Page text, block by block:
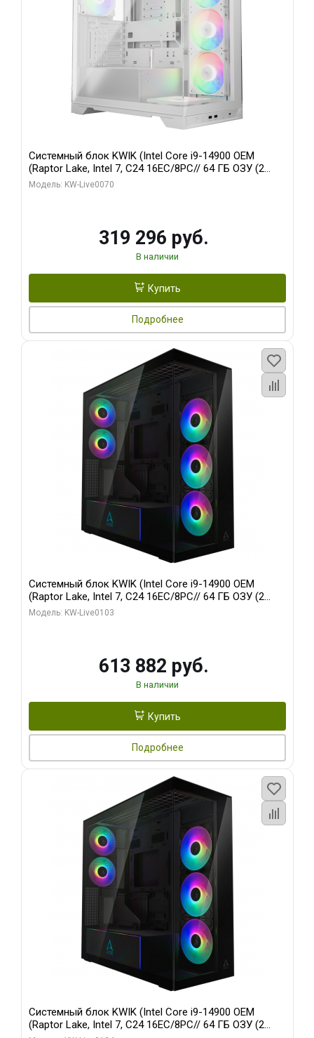
Системный блок KWIK (Intel Core i9-14900 OEM
(Raptor Lake, Intel 7, C24 16EC/8PC// 64 ГБ ОЗУ (2
модуля)/ Gigabyte RTX5080 XTREME WATERFORCE
Модель: KW-Live0070
319 296 руб.
В наличии
Купить
Подробнее
Системный блок KWIK (Intel Core i9-14900 OEM
(Raptor Lake, Intel 7, C24 16EC/8PC// 64 ГБ ОЗУ (2
модуля)/ Afox RTX4090 24GB GDDR6X 384-Bit 3xDP
Модель: KW-Live0103
613 882 руб.
В наличии
Купить
Подробнее
Системный блок KWIK (Intel Core i9-14900 OEM
(Raptor Lake, Intel 7, C24 16EC/8PC// 64 ГБ ОЗУ (2